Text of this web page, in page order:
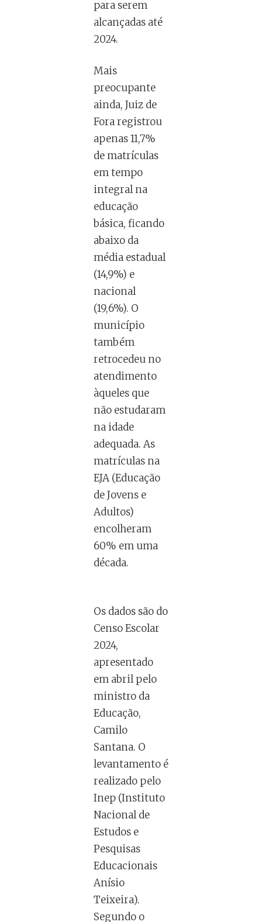
para serem
alcançadas até
2024.
Mais
preocupante
ainda, Juiz de
Fora registrou
apenas 11,7%
de matrículas
em tempo
integral na
educação
básica, ficando
abaixo da
média estadual
(14,9%) e
nacional
(19,6%). O
município
também
retrocedeu no
atendimento
àqueles que
não estudaram
na idade
adequada. As
matrículas na
EJA (Educação
de Jovens e
Adultos)
encolheram
60% em uma
década.
Os dados são do
Censo Escolar
2024,
apresentado
em abril pelo
ministro da
Educação,
Camilo
Santana. O
levantamento é
realizado pelo
Inep (Instituto
Nacional de
Estudos e
Pesquisas
Educacionais
Anísio
Teixeira).
Segundo o